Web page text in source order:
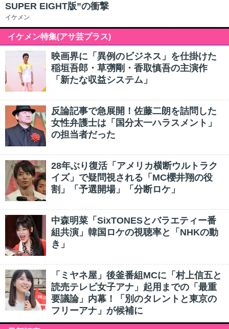
SUPER EIGHT版”の衝撃
イケメン
イケメン特集(アサ芸プラス)
映画界に「異例のビジネス」を仕掛けた
稲垣吾郎・草彅剛・香取慎吾の主演作
「新たな収益システム」
反論記事で急展開！佐藤二朗を詰問した
女性弁護士は「国分太一ハラスメント」
の担当者だった
28年ぶり復活「アメリカ横断ウルトラク
イズ」で疑問視される「MC櫻井翔の役
割」「予選開場」「分断ロケ」
中森明菜「SixTONESとバラエティー番
組共演」韓国ロケの視聴率と「NHKの動
き」
「ミヤネ屋」後釜番組MCに「村上信五と
読売テレビ女子アナ」起用までの「最重
要議論」内幕！「別のタレントと東京の
フリーアナ」が候補に